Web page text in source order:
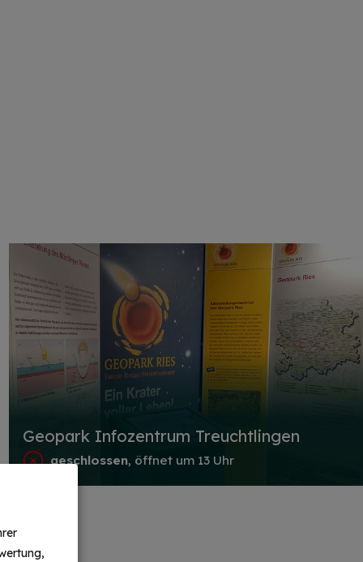
Geopark Infozentrum Treuchtlingen
geschlossen, öffnet um 13 Uhr